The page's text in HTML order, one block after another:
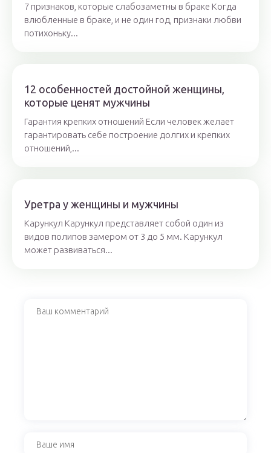
7 признаков, которые слабозаметны в браке Когда
влюбленные в браке, и не один год, признаки любви
потихоньку...
12 особенностей достойной женщины,
которые ценят мужчины
Гарантия крепких отношений Если человек желает
гарантировать себе построение долгих и крепких
отношений,...
Уретра у женщины и мужчины
Карункул Карункул представляет собой один из
видов полипов замером от 3 до 5 мм. Карункул
может развиваться...